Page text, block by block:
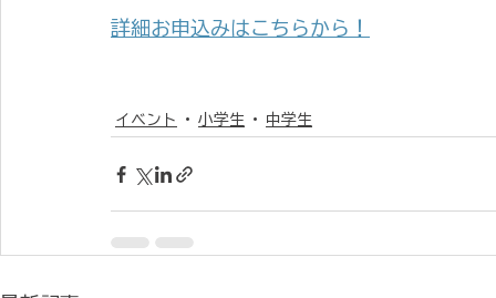
詳細お申込みはこちらから！
イベント 小学生 中学生